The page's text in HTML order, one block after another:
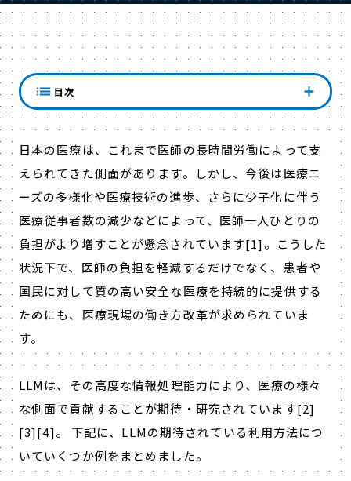
LLMが医療分野にもたらす可能性
日本の医療は、これまで医師の長時間労働によって支
えられてきた側面があります。しかし、今後は医療ニ
ーズの多様化や医療技術の進歩、さらに少子化に伴う
医療従事者数の減少などによって、医師一人ひとりの
負担がより増すことが懸念されています[1]。こうした
状況下で、医師の負担を軽減するだけでなく、患者や
国民に対して質の高い安全な医療を持続的に提供する
ためにも、医療現場の働き方改革が求められていま
す。
LLMは、その高度な情報処理能力により、医療の様々
な側面で貢献することが期待・研究されています[2]
[3][4]。 下記に、LLMの期待されている利用方法につ
いていくつか例をまとめました。
目次